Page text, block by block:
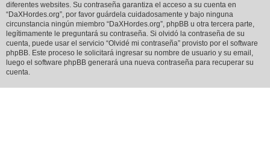
diferentes websites. Su contraseña garantiza el acceso a su cuenta en
“DaXHordes.org”, por favor guárdela cuidadosamente y bajo ninguna
circunstancia ningún miembro “DaXHordes.org”, phpBB u otra tercera parte,
legítimamente le preguntará su contraseña. Si olvidó la contraseña de su
cuenta, puede usar el servicio “Olvidé mi contraseña” provisto por el software
phpBB. Este proceso le solicitará ingresar su nombre de usuario y su email,
luego el software phpBB generará una nueva contraseña para recuperar su
cuenta.